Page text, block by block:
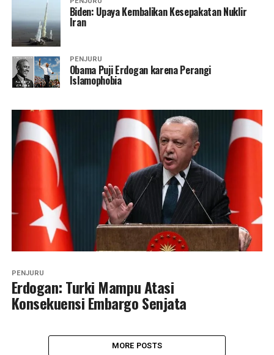
Biden: Upaya Kembalikan Kesepakatan Nuklir
Iran
PENJURU
Obama Puji Erdogan karena Perangi
Islamophobia
PENJURU
Erdogan: Turki Mampu Atasi
Konsekuensi Embargo Senjata
MORE POSTS